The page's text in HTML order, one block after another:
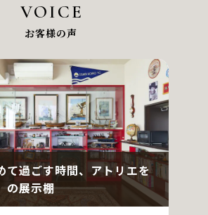
VOICE
お客様の声
て過ごす時間、アトリエを
の展示棚